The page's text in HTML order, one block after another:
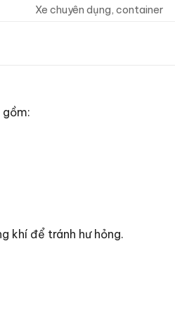
Xe chuyên dụng, container
gồm:
khí để tránh hư hỏng.